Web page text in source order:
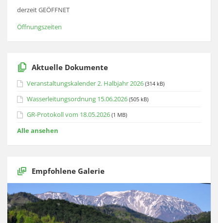
derzeit GEÖFFNET
Öffnungszeiten
Aktuelle Dokumente
Veranstaltungskalender 2. Halbjahr 2026 (314 kB)
Wasserleitungsordnung 15.06.2026 (505 kB)
GR-Protokoll vom 18.05.2026 (1 MB)
Alle ansehen
Empfohlene Galerie